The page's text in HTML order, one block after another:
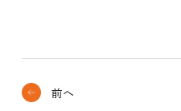
前へ